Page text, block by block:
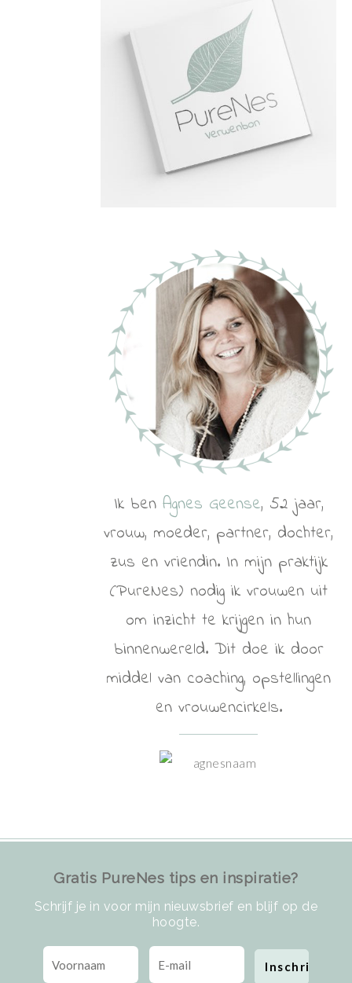
Ik ben Agnes Geense, 52 jaar,
vrouw, moeder, partner, dochter,
zus en vriendin. In mijn praktijk
(PureNes) nodig ik vrouwen uit
om inzicht te krijgen in hun
binnenwereld. Dit doe ik door
middel van coaching, opstellingen
en vrouwencirkels.
Gratis PureNes tips en inspiratie?
Schrijf je in voor mijn nieuwsbrief en blijf op de
hoogte.